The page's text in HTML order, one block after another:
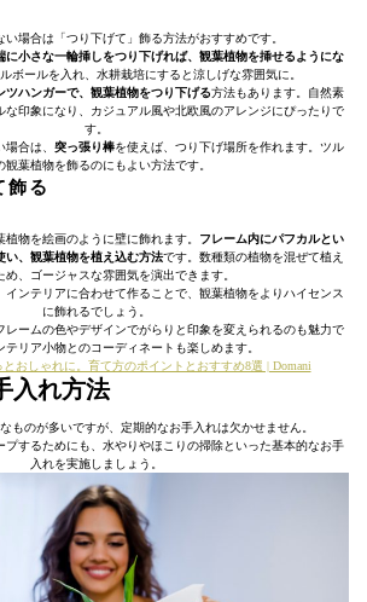
い場合は「つり下げて」飾る方法がおすすめです。
に小さな一輪挿しをつり下げれば、観葉植物を挿せるようにな
ボールを入れ、水耕栽培にすると涼しげな雰囲気に。
ツハンガーで、観葉植物をつり下げる方法もあります。自然素
な印象になり、カジュアル風や北欧風のアレンジにぴったりで
す。
合は、 突っ張り棒を使えば、つり下げ場所を作れます。ツル
観葉植物を飾るのにもよい方法です。
飾る
植物を絵画のように壁に飾れます。 フレーム内にパフカルとい
い、観葉植物を植え込む方法です。数種類の植物を混ぜて植え
め、ゴージャスな雰囲気を演出できます。
インテリアに合わせて作ることで、観葉植物をよりハイセンス
に飾れるでしょう。
レームの色やデザインでがらりと印象を変えられるのも魅力で
テリア小物とのコーディネートも楽しめます。
おしゃれに。育て方のポイントとおすすめ8選 | Domani
入れ方法
ものが多いですが、定期的なお手入れは欠かせません。
プするためにも、水やりやほこりの掃除といった基本的なお手
入れを実施しましょう。